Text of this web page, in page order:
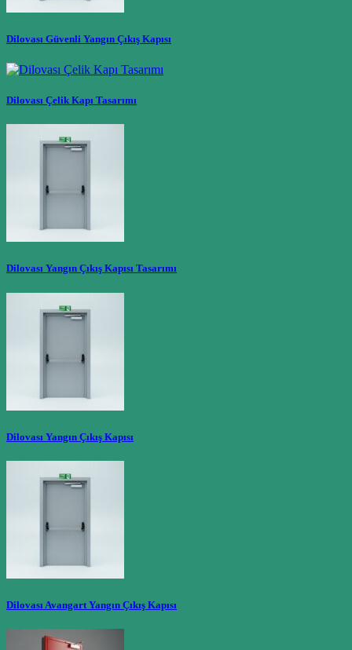
Dilovası Güvenli Yangın Çıkış Kapısı
Dilovası Çelik Kapı Tasarımı
Dilovası Yangın Çıkış Kapısı Tasarımı
Dilovası Yangın Çıkış Kapısı
Dilovası Avangart Yangın Çıkış Kapısı